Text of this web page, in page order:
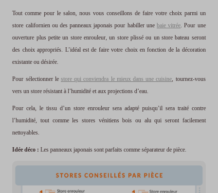
Tout comme pour le salon, nous vous conseillons de faire votre choix parmi un
store californien ou des panneaux japonais pour habiller unebaie vitrée. Pour une
ouverture plus petite un store enrouleur, un store plissé ou un store bateau seront
des choix appropriés. L’idéal est de faire votre choix en fonction de la décoration
existante ou désirée.
Pour sélectionner le store qui conviendra le mieux dans une cuisine, tournez-vous
vers un store résistant à l’humidité et aux projections d’eau.
Pour cela, le tissu d’un store enrouleur sera adapté puisqu’il sera traité contre
l’humidité, tout comme les stores vénitiens bois ou alu qui seront facilement
nettoyables.
Idée déco : Les panneaux japonais sont parfaits comme séparateur de pièce.